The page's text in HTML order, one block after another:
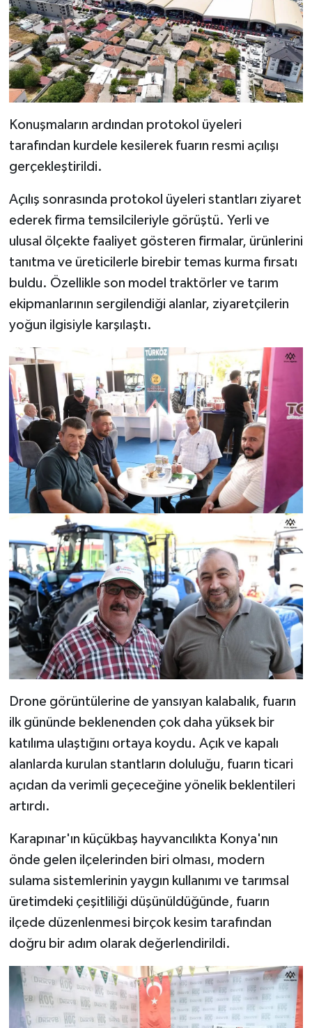
Konuşmaların ardından protokol üyeleri
tarafından kurdele kesilerek fuarın resmi açılışı
gerçekleştirildi.
Açılış sonrasında protokol üyeleri stantları ziyaret
ederek firma temsilcileriyle görüştü. Yerli ve
ulusal ölçekte faaliyet gösteren firmalar, ürünlerini
tanıtma ve üreticilerle birebir temas kurma fırsatı
buldu. Özellikle son model traktörler ve tarım
ekipmanlarının sergilendiği alanlar, ziyaretçilerin
yoğun ilgisiyle karşılaştı.
Drone görüntülerine de yansıyan kalabalık, fuarın
ilk gününde beklenenden çok daha yüksek bir
katılıma ulaştığını ortaya koydu. Açık ve kapalı
alanlarda kurulan stantların doluluğu, fuarın ticari
açıdan da verimli geçeceğine yönelik beklentileri
artırdı.
Karapınar'ın küçükbaş hayvancılıkta Konya'nın
önde gelen ilçelerinden biri olması, modern
sulama sistemlerinin yaygın kullanımı ve tarımsal
üretimdeki çeşitliliği düşünüldüğünde, fuarın
ilçede düzenlenmesi birçok kesim tarafından
doğru bir adım olarak değerlendirildi.